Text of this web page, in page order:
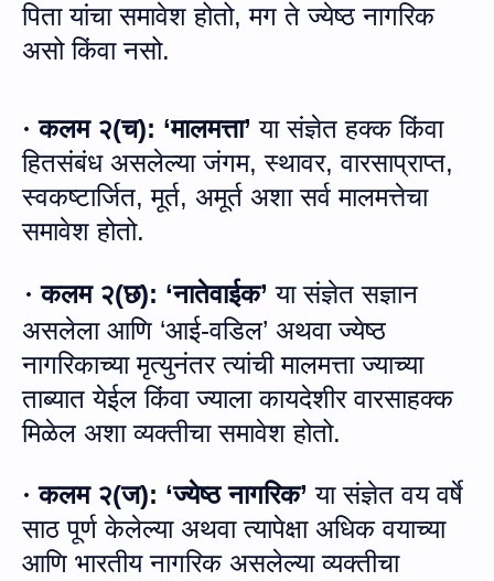
पिता यांचा समावेश होतो,मग ते ज्येष्ठ नागरिक
असो किंवा नसो.
· कलम २(च): ‘मालमत्ता’ या संज्ञेत हक्क किंवा
हितसंबंध असलेल्या जंगम,स्थावर,वारसाप्राप्त,
स्वकष्टार्जित,मूर्त, अमूर्त अशा सर्व मालमत्तेचा
समावेश होतो.
· कलम २(छ): ‘नातेवाईक’ या संज्ञेत सज्ञान
असलेला आणि ‘आई-वडिल’ अथवा ज्येष्ठ
नागरिकाच्या मृत्‍युनंतर त्यांची मालमत्ता ज्याच्या
ताब्यात येईल किंवा ज्याला कायदेशीर वारसाहक्क
मिळेल अशा व्यक्तीचा समावेश होतो.
· कलम २(ज): ‘ज्येष्ठ नागरिक’ या संज्ञेत वय वर्षे
साठपूर्ण केलेल्या अथवा त्यापेक्षा अधिक वयाच्या
आणि भारतीय नागरिक असलेल्या व्यक्तीचा